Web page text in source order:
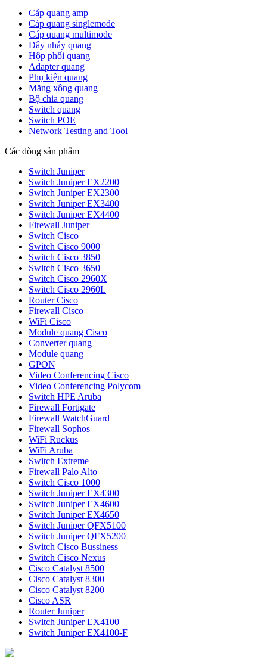
Cáp quang amp
Cáp quang singlemode
Cáp quang multimode
Dây nhảy quang
Hộp phối quang
Adapter quang
Phụ kiện quang
Măng xông quang
Bộ chia quang
Switch quang
Switch POE
Network Testing and Tool
Các dòng sản phẩm
Switch Juniper
Switch Juniper EX2200
Switch Juniper EX2300
Switch Juniper EX3400
Switch Juniper EX4400
Firewall Juniper
Switch Cisco
Switch Cisco 9000
Switch Cisco 3850
Switch Cisco 3650
Switch Cisco 2960X
Switch Cisco 2960L
Router Cisco
Firewall Cisco
WiFi Cisco
Module quang Cisco
Converter quang
Module quang
GPON
Video Conferencing Cisco
Video Conferencing Polycom
Switch HPE Aruba
Firewall Fortigate
Firewall WatchGuard
Firewall Sophos
WiFi Ruckus
WiFi Aruba
Switch Extreme
Firewall Palo Alto
Switch Cisco 1000
Switch Juniper EX4300
Switch Juniper EX4600
Switch Juniper EX4650
Switch Juniper QFX5100
Switch Juniper QFX5200
Switch Cisco Bussiness
Switch Cisco Nexus
Cisco Catalyst 8500
Cisco Catalyst 8300
Cisco Catalyst 8200
Cisco ASR
Router Juniper
Switch Juniper EX4100
Switch Juniper EX4100-F